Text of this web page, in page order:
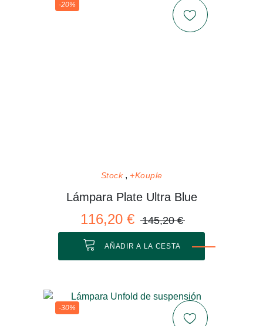
-20%
Stock +Kouple
Lámpara Plate Ultra Blue
116,20 € 145,20 €
AÑADIR A LA CESTA
-30%